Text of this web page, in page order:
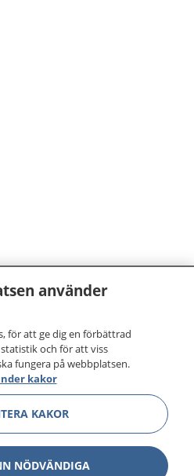
använder
för att ge dig en förbättrad
och för att viss
fungera på webbplatsen.
kakor
KAKOR
NÖDVÄNDIGA